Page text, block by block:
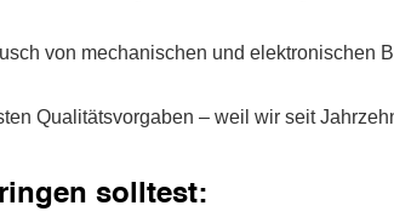
von mechanischen und elektronischen
Qualitätsvorgaben – weil wir seit
solltest: